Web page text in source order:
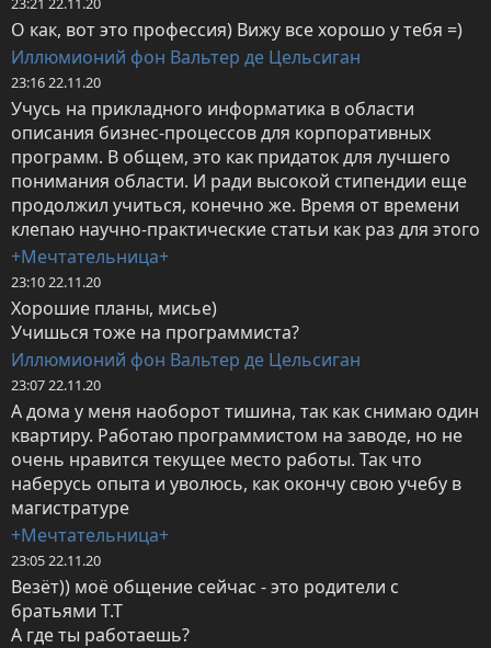
О как, вот это профессия) Вижу все хорошо у тебя =)
Иллюмионий фон Вальтер де Цельсиган
23:16 22.11.20
Учусь на прикладного информатика в области
описания бизнес-процессов для корпоративных
программ. В общем, это как придаток для лучшего
понимания области. И ради высокой стипендии еще
продолжил учиться, конечно же. Время от времени
клепаю научно-практические статьи как раз для этого
+Мечтательница+
23:10 22.11.20
Хорошие планы, мисье)
Учишься тоже на программиста?
Иллюмионий фон Вальтер де Цельсиган
23:07 22.11.20
А дома у меня наоборот тишина, так как снимаю один
квартиру. Работаю программистом на заводе, но не
очень нравится текущее место работы. Так что
наберусь опыта и уволюсь, как окончу свою учебу в
магистратуре
+Мечтательница+
23:05 22.11.20
Везёт)) моё общение сейчас - это родители с
братьями Т.Т
А где ты работаешь?